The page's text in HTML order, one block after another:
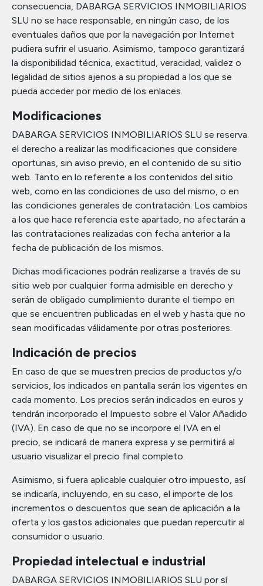
consecuencia, DABARGA SERVICIOS INMOBILIARIOS
SLU no se hace responsable, en ningún caso, de los
eventuales daños que por la navegación por Internet
pudiera sufrir el usuario. Asimismo, tampoco garantizará
la disponibilidad técnica, exactitud, veracidad, validez o
legalidad de sitios ajenos a su propiedad a los que se
pueda acceder por medio de los enlaces.
Modificaciones
DABARGA SERVICIOS INMOBILIARIOS SLU se reserva
el derecho a realizar las modificaciones que considere
oportunas, sin aviso previo, en el contenido de su sitio
web. Tanto en lo referente a los contenidos del sitio
web, como en las condiciones de uso del mismo, o en
las condiciones generales de contratación. Los cambios
a los que hace referencia este apartado, no afectarán a
las contrataciones realizadas con fecha anterior a la
fecha de publicación de los mismos.
Dichas modificaciones podrán realizarse a través de su
sitio web por cualquier forma admisible en derecho y
serán de obligado cumplimiento durante el tiempo en
que se encuentren publicadas en el web y hasta que no
sean modificadas válidamente por otras posteriores.
Indicación de precios
En caso de que se muestren precios de productos y/o
servicios, los indicados en pantalla serán los vigentes en
cada momento. Los precios serán indicados en euros y
tendrán incorporado el Impuesto sobre el Valor Añadido
(IVA). En caso de que no se incorpore el IVA en el
precio, se indicará de manera expresa y se permitirá al
usuario visualizar el precio final completo.
Asimismo, si fuera aplicable cualquier otro impuesto, así
se indicaría, incluyendo, en su caso, el importe de los
incrementos o descuentos que sean de aplicación a la
oferta y los gastos adicionales que puedan repercutir al
consumidor o usuario.
Propiedad intelectual e industrial
DABARGA SERVICIOS INMOBILIARIOS SLU por sí